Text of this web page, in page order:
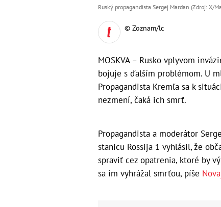
Ruský propagandista Sergej Mardan (Zdroj: X/
© Zoznam/lc
MOSKVA – Rusko vplyvom
bojuje s ďalším problémom. U
Propagandista Kremľa sa k
nezmení, čaká ich smrť.
Propagandista a moderátor
stanicu Rossija 1 vyhlásil, že
spraviť cez opatrenia, ktoré by
sa im vyhrážal smrťou, píše